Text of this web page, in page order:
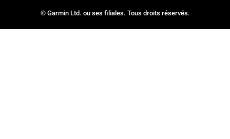
© Garmin Ltd. ou ses filiales. Tous droits réservés.